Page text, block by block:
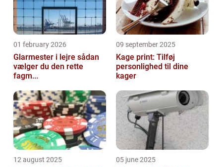
01 february 2026
Glarmester i lejre sådan
vælger du den rette
fagm...
09 september 2025
Kage print: Tilføj
personlighed til dine
kager
12 august 2025 05 june 2025